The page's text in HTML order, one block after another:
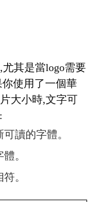
其是當logo需要
使用了一個華
大小時,文字可
讀的字體。
。
。